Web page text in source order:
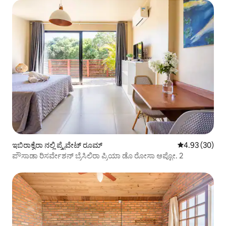
ಇಬಿರಾಕ್ವೆರಾ ನಲ್ಲಿ ಪ್ರೈವೇಟ್ ರೂಮ್ 5 ರಲ್ಲಿ 4.93
4.93 (30)
ಪೌಸಾಡಾ ರಿಸರ್ವೇಶನ್ ಬ್ರೆಸಿಲಿರಾ ಪ್ರಿಯಾ ಡೊ ರೋಸಾ ಆಪ್ಟೋ. 2